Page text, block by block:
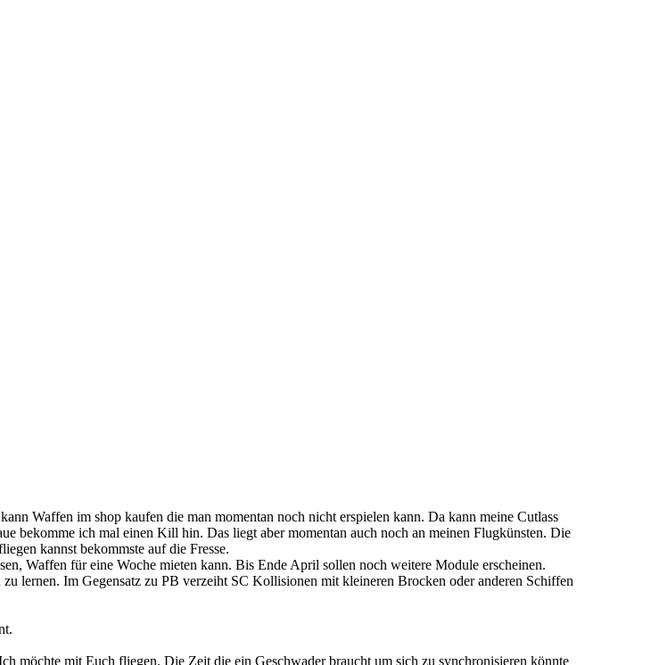
Waffen im shop kaufen die man momentan noch nicht erspielen kann. Da kann meine Cutlass
bekomme ich mal einen Kill hin. Das liegt aber momentan auch noch an meinen Flugkünsten. Die
kannst bekommste auf die Fresse.
Waffen für eine Woche mieten kann. Bis Ende April sollen noch weitere Module erscheinen.
lernen. Im Gegensatz zu PB verzeiht SC Kollisionen mit kleineren Brocken oder anderen Schiffen
möchte mit Euch fliegen. Die Zeit die ein Geschwader braucht um sich zu synchronisieren könnte